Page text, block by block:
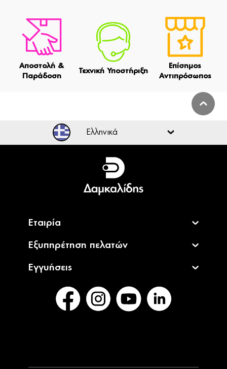
Αποστολή &
Παράδοση
Τεχνική Υποστήριξη
Επίσημος
Αντιπρόσωπος
Ελληνικά
Ελληνικά
English
Εταιρία
Εξυπηρέτηση πελατών
Εγγυήσεις